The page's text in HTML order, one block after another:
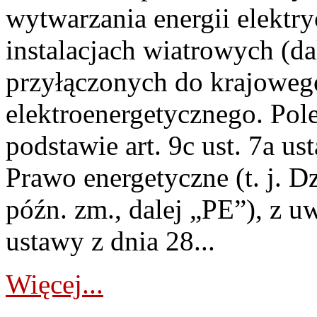
wytwarzania energii
instalacjach wiatrowych
przyłączonych do
elektroenergetycznego.
podstawie art. 9c ust. 7a
Prawo energetyczne (t. j.
późn. zm., dalej „PE”), z
ustawy z dnia 28...
Więcej...